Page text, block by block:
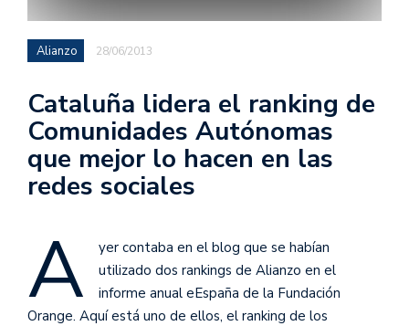
Alianzo 28/06/2013
Cataluña lidera el ranking de
Comunidades Autónomas
que mejor lo hacen en las
redes sociales
A
yer contaba en el blog que se habían
utilizado dos rankings de Alianzo en el
informe anual eEspaña de la Fundación
Orange. Aquí está uno de ellos, el ranking de los